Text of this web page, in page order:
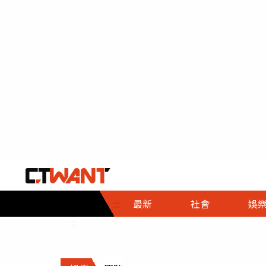
::: 最新 社會
社會首頁
時事
調查
娛樂
娛樂首頁
即時
財經首頁
熱線
政